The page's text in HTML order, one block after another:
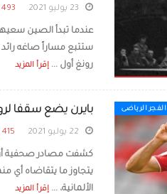
493 مشاهدة
عندما تبدأ الصين
رونغ أول ... إقرأ المزيد
الفجر الرياضى بايرن يضع سقفا
415 مشاهدة
كشفت مصادر صحفية أن
الألمانية، ... إقرأ المزيد